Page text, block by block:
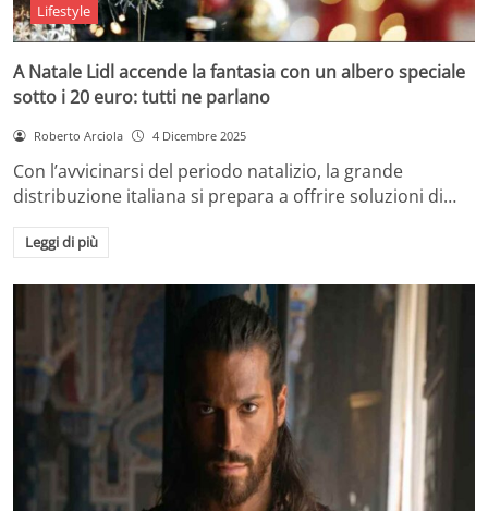
Lifestyle
A Natale Lidl accende la fantasia con un albero speciale
sotto i 20 euro: tutti ne parlano
Roberto Arciola 4 Dicembre 2025
Con l’avvicinarsi del periodo natalizio, la grande
distribuzione italiana si prepara a offrire soluzioni di…
Leggi di più